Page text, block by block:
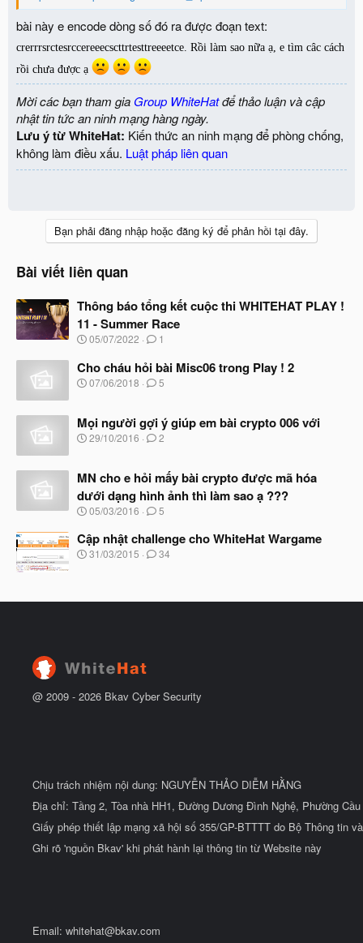
bài này e encode dòng số đó ra được đoạn text:
crerrrsrctesrccereeecscttrtesttreeeetce. Rồi làm sao nữa ạ, e tìm câc cách
rồi chưa được ạ
Mời các bạn tham gia Group WhiteHatđể thảo luận và cập
nhật tin tức an ninh mạng hàng ngày.
Lưu ý từ WhiteHat: Kiến thức an ninh mạng để phòng chống,
không làm điều xấu. Luật pháp liên quan
Bạn phải đăng nhập hoặc đăng ký để phản hồi tại đây.
Bài viết liên quan
Thông báo tổng kết cuộc thi WHITEHAT PLAY !
11 - Summer Race
N
à
y
b
đ
ầ
05/07/2022 1
Cho cháu hỏi bài Misc06 trong Play ! 2
N
y
b
ắ
đ
ầ
u
07/06/2018 5
Mọi người gợi ý giúp em bài crypto 006 với
N
y
ắ
t
ầ
u
29/10/2016 2
MN cho e hỏi mấy bài crypto được mã hóa
dưới dạng hình ảnh thì làm sao ạ ???
N
à
y
b
đ
05/03/2016 5
Cập nhật challenge cho WhiteHat Wargame
N
b
u
31/03/2015 34
@ 2009 - 2026 Bkav Cyber Security
Chịu trách nhiệm nội dung: NGUYỄN THẢO DIỄM HẰNG
Địa chỉ: Tầng 2, Tòa nhà HH1, Đường Dương Đình Nghệ, Phường
Giấy phép thiết lập mạng xã hội số 355/GP-BTTTT do Bộ Thông tin
Ghi rõ 'nguồn Bkav' khi phát hành lại thông tin từ Website này
Email: whitehat@bkav.com